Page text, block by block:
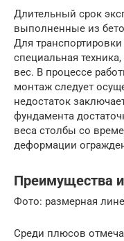
Длительный срок
выполненные из
Для
специальная
вес. В процессе
монтаж следует
недостаток
фундамента
веса столбы со
деформации
Преимущества
Фото: размерная
Среди плюсов